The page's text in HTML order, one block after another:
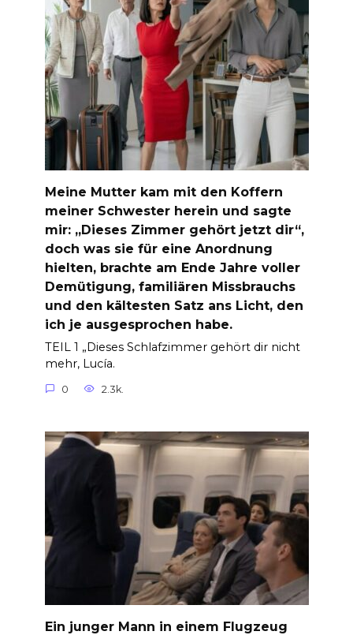
Meine Mutter kam mit den Koffern
meiner Schwester herein und sagte
mir: „Dieses Zimmer gehört jetzt dir“,
doch was sie für eine Anordnung
hielten, brachte am Ende Jahre voller
Demütigung, familiären Missbrauchs
und den kältesten Satz ans Licht, den
ich je ausgesprochen habe.
TEIL 1 „Dieses Schlafzimmer gehört dir nicht
mehr, Lucía.
0 2.3k.
Ein junger Mann in einem Flugzeug